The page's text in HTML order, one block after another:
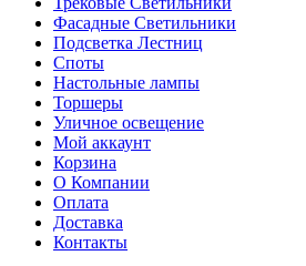
Фасадные Светильники
Подсветка Лестниц
Споты
Настольные лампы
Торшеры
Уличное освещение
Мой аккаунт
Корзина
О Компании
Оплата
Доставка
Контакты